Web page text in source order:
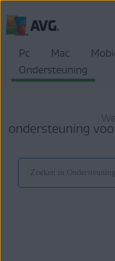
Pc Mac
Ondersteuning
ondersteuning